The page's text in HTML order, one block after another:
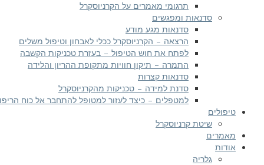
תרגומי מאמרים על הקרניוסקרל
סדנאות ומפגשים
סדנאות מגע מודע
הרצאה – הקרניוסקרל ככלי לאבחון וטיפול משלים
לפתח את חוש הטיפול – בעזרת טכניקות הקשבה
התמרה – תיקון חוויות מתקופת ההריון והלידה
סדנאות קצרות
סדנת למידה – טכניקות מהקרניוסקרל
למטפלים – כיצד לעזור למטופל להתחבר אל כוח
טיפולים
שיטת קרניוסקרל
מאמרים
אודות
גלריה